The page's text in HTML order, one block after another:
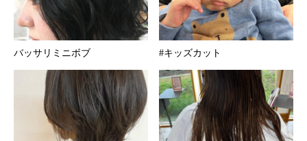
バッサリミニボブ #キッズカット